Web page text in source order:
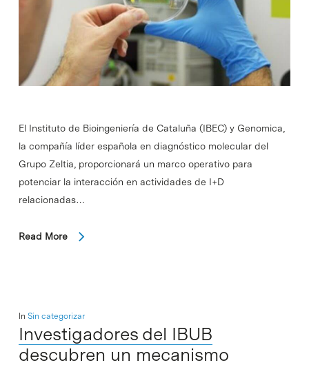
El Instituto de Bioingeniería de Cataluña (IBEC) y Genomica,
la compañía líder española en diagnóstico molecular del
Grupo Zeltia, proporcionará un marco operativo para
potenciar la interacción en actividades de I+D
relacionadas…
Read More
In Sin categorizar
Investigadores del IBUB
descubren un mecanismo